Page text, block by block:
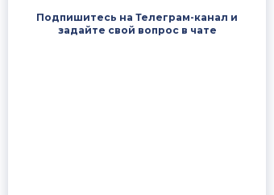
Подпишитесь на Телеграм-канал и
задайте свой вопрос в чате